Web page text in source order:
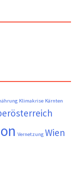
Klimakrise Kärnten
Vernetzung Wien